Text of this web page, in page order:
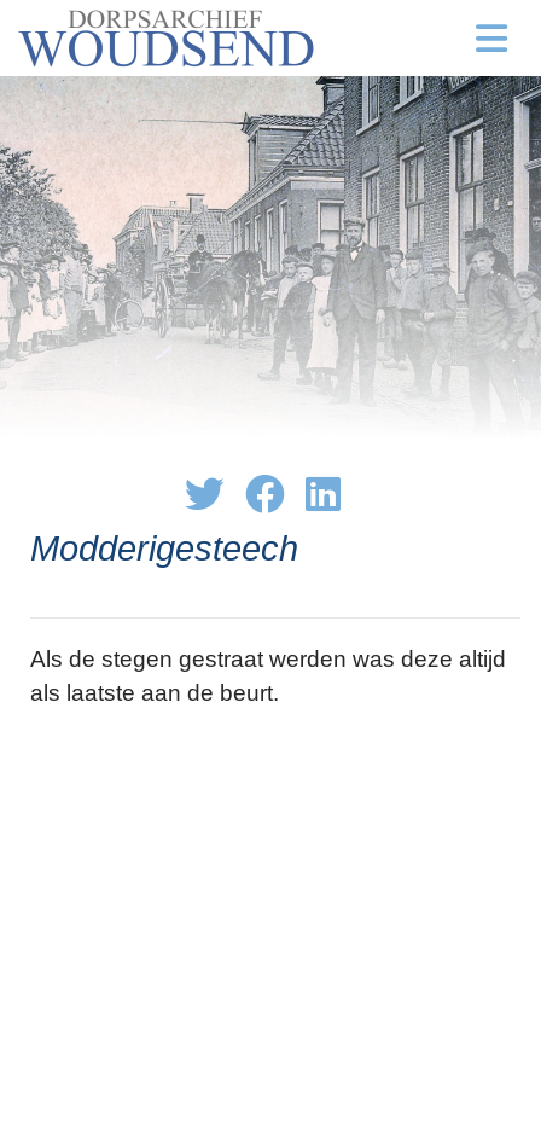
Modderigesteech
Als de stegen gestraat werden was deze altijd
als laatste aan de beurt.